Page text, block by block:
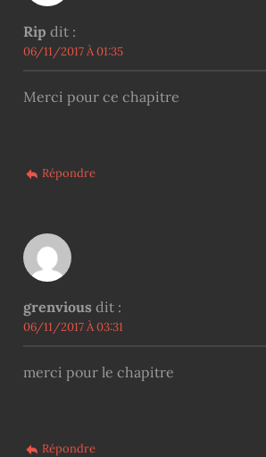
Rip dit :
06/11/2017 À 01:35
Merci pour ce chapitre
Répondre
grenvious dit :
06/11/2017 À 03:31
merci pour le chapitre
Répondre